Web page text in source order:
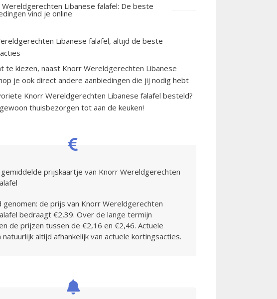
Wereldgerechten Libanese falafel: De beste
vind je online
Libanese falafel, altijd de beste
te kiezen, naast Knorr Wereldgerechten Libanese
je ook direct andere aanbiedingen die jij nodig hebt
Knorr Wereldgerechten Libanese falafel besteld?
thuisbezorgen tot aan de keuken!
prijskaartje van Knorr Wereldgerechten
genomen: de prijs van Knorr Wereldgerechten
bedraagt €2,39. Over de lange termijn
de prijzen tussen de €2,16 en €2,46. Actuele
altijd afhankelijk van actuele kortingsacties.